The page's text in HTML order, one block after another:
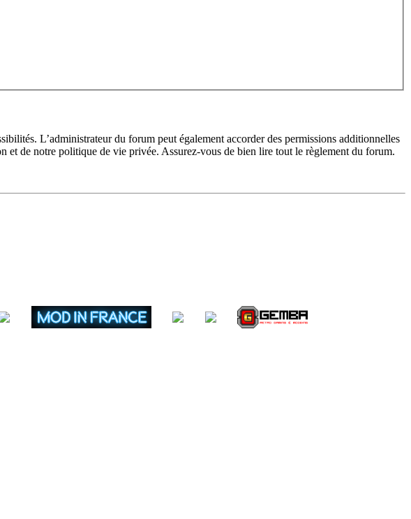
L’administrateur du forum peut également accorder des permissions additionnelles
et de notre politique de vie privée. Assurez-vous de bien lire tout le règlement du forum.